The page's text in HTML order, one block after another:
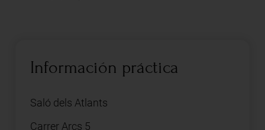
Información práctica
Saló dels Atlants
Carrer Arcs 5